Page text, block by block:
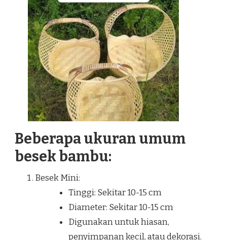
Beberapa ukuran umum
besek bambu:
Besek Mini:
Tinggi: Sekitar 10-15 cm
Diameter: Sekitar 10-15 cm
Digunakan untuk hiasan,
penyimpanan kecil, atau dekorasi.